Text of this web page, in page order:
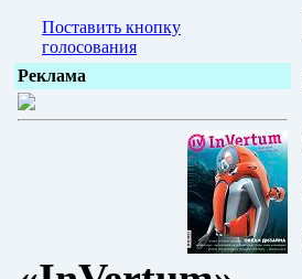
Поставить кнопку
голосования
Реклама